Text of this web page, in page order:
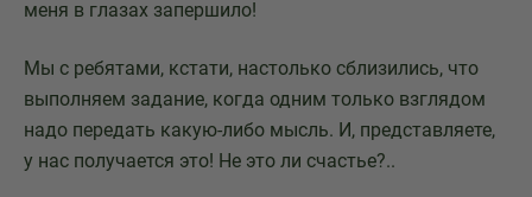
меня в глазах запершило!
Мы с ребятами, кстати, настолько сблизились, что
выполняем задание, когда одним только взглядом
надо передать какую-либо мысль. И, представляете,
у нас получается это! Не это ли счастье?..